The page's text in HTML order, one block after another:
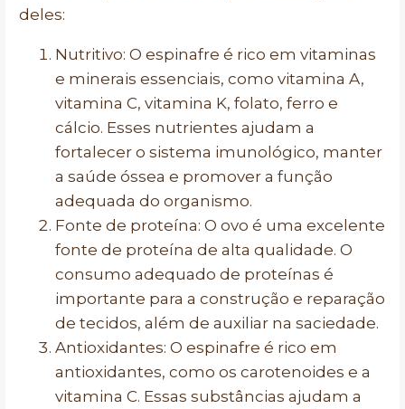
deles:
Nutritivo: O espinafre é rico em vitaminas
e minerais essenciais, como vitamina A,
vitamina C, vitamina K, folato, ferro e
cálcio. Esses nutrientes ajudam a
fortalecer o sistema imunológico, manter
a saúde óssea e promover a função
adequada do organismo.
Fonte de proteína: O ovo é uma excelente
fonte de proteína de alta qualidade. O
consumo adequado de proteínas é
importante para a construção e reparação
de tecidos, além de auxiliar na saciedade.
Antioxidantes: O espinafre é rico em
antioxidantes, como os carotenoides e a
vitamina C. Essas substâncias ajudam a